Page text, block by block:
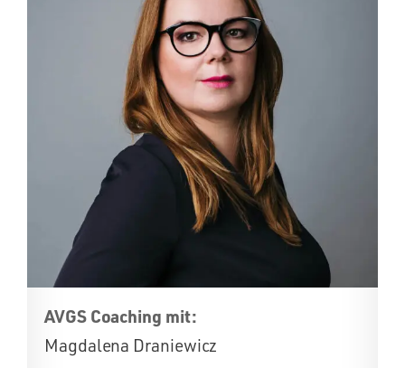
AVGS Coaching mit:
Magdalena Draniewicz